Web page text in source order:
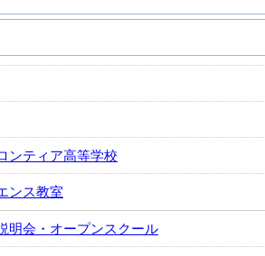
ンティア高等学校
ンス教室
明会・オープンスクール